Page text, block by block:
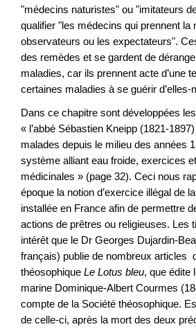
"médecins naturistes" ou "imitateurs
qualifier "les médecins qui prennent la
observateurs ou les expectateurs".
des remèdes et se gardent de
maladies, car ils prennent acte d’une
certaines maladies à se guérir d’elles-
Dans ce chapitre sont développées
« l’abbé Sébastien Kneipp (1821-
malades depuis le milieu des années
système alliant eau froide, exercices
médicinales » (page 32). Ceci nous
époque la notion d’exercice illégal de
installée en France afin de permettre
actions de prêtres ou religieuses. Les
intérêt que le Dr Georges Dujardin-
français) publie de nombreux articles
théosophique Le Lotus bleu, que édite
marine Dominique-Albert Courmes
compte de la Société théosophique.
de celle-ci, après la mort des deux